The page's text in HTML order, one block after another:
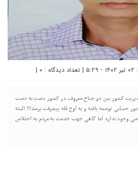
0
|
کشور بین دو جناح معروف در کشور دست به دست
حسابی توسعه یافته و به اوج قله پیشرفت برسد!!! البته
وجود ندارد اما گاهی جهت خدمت به مردم به اختلاس